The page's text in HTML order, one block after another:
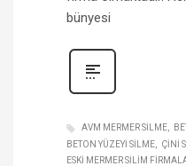
bünyesi
AVM MERMER SILME
BETON YÜZEYI SILME
ÇINI
ESKI MERMER SILIM